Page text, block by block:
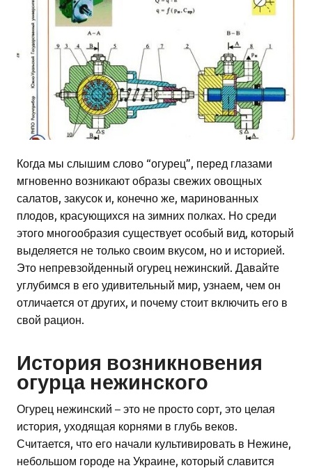
Когда мы слышим слово “огурец”, перед глазами
мгновенно возникают образы свежих овощных
салатов, закусок и, конечно же, маринованных
плодов, красующихся на зимних полках. Но среди
этого многообразия существует особый вид, который
выделяется не только своим вкусом, но и историей.
Это непревзойденный огурец нежинский. Давайте
углубимся в его удивительный мир, узнаем, чем он
отличается от других, и почему стоит включить его в
свой рацион.
История возникновения
огурца нежинского
Огурец нежинский – это не просто сорт, это целая
история, уходящая корнями в глубь веков.
Считается, что его начали культивировать в Нежине,
небольшом городе на Украине, который славится